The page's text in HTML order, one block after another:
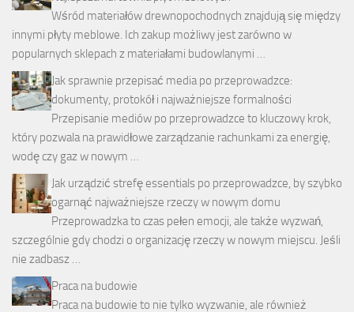
Wśród materiałów drewnopochodnych znajdują się między
innymi płyty meblowe. Ich zakup możliwy jest zarówno w
popularnych sklepach z materiałami budowlanymi …
Jak sprawnie przepisać media po przeprowadzce:
dokumenty, protokół i najważniejsze formalności
Przepisanie mediów po przeprowadzce to kluczowy krok,
który pozwala na prawidłowe zarządzanie rachunkami za energię,
wodę czy gaz w nowym …
Jak urządzić strefę essentials po przeprowadzce, by szybko
ogarnąć najważniejsze rzeczy w nowym domu
Przeprowadzka to czas pełen emocji, ale także wyzwań,
szczególnie gdy chodzi o organizację rzeczy w nowym miejscu. Jeśli
nie zadbasz …
Praca na budowie
Praca na budowie to nie tylko wyzwanie, ale również